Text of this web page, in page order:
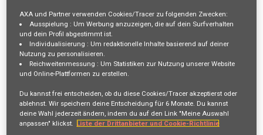
Ausbildung Kaufmann für Versicherungen und
Finanzanlagen Außendienst 2026 (m/w/d)
Cottbus
COTTBUS, DE, 03046
HUMAN RESOURCES
1. Jahr 1.355 Euro, im 2. Jahr 1.432 Euro und im 3. Jahr
1.520 Euro.
1. Jahr 1.355 Euro, im 2. Jahr 1.432 Euro und im 3. Jahr
AXA und Partner verwenden Cookies/Tracer zu folgenden Zwecken:
Ausspielung : Um Werbung anzuzeigen, die auf dein Surfverhalten
und dein Profil abgestimmt ist.
Individualisierung : Um redaktionelle Inhalte basierend auf deiner
Nutzung zu personalisieren.
Reichweitenmessung : Um Statistiken zur Nutzung unserer Website
und Online-Plattformen zu erstellen.
Du kannst frei entscheiden, ob du diese Cookies/Tracer akzeptierst oder
ablehnst. Wir speichern deine Entscheidung für 6 Monate. Du kannst
deine Wahl jederzeit ändern, indem du auf den Link "Meine Auswahl
anpassen" klickst. Liste der Drittanbieter und Cookie-Richtlinie